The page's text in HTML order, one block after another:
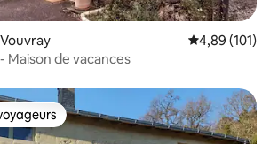
Évaluation
4,89 (101)
Maison de vacances